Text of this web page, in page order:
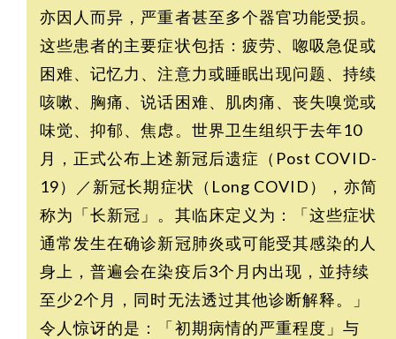
亦因人而异，严重者甚至多个器官功能受损。
这些患者的主要症状包括：疲劳、唿吸急促或
困难、记忆力、注意力或睡眠出现问题、持续
咳嗽、胸痛、说话困难、肌肉痛、丧失嗅觉或
味觉、抑郁、焦虑。世界卫生组织于去年10
月，正式公布上述新冠后遗症（Post COVID-
19）／新冠长期症状（Long COVID），亦简
称为「长新冠」。其临床定义为：「这些症状
通常发生在确诊新冠肺炎或可能受其感染的人
身上，普遍会在染疫后3个月内出现，並持续
至少2个月，同时无法透过其他诊断解释。」
令人惊讶的是：「初期病情的严重程度」与